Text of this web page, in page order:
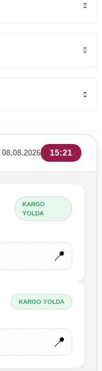
08.08.2026 15:21
KARGO
YOLDA
📍
KARGO YOLDA
📍